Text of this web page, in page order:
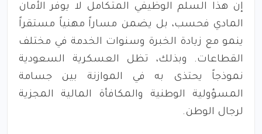
إن هذا السلم الوظيفي المتكامل لا يوفر الأمان
المادي فحسب، بل يضمن مساراً مهنياً مستقراً
ينمو مع زيادة الخبرة وسنوات الخدمة في مختلف
القطاعات. وبذلك، تظل العسكرية السعودية
نموذجاً يحتذى به في الموازنة بين جسامة
المسؤولية الوطنية والمكافأة المالية المجزية
لرجال الوطن.